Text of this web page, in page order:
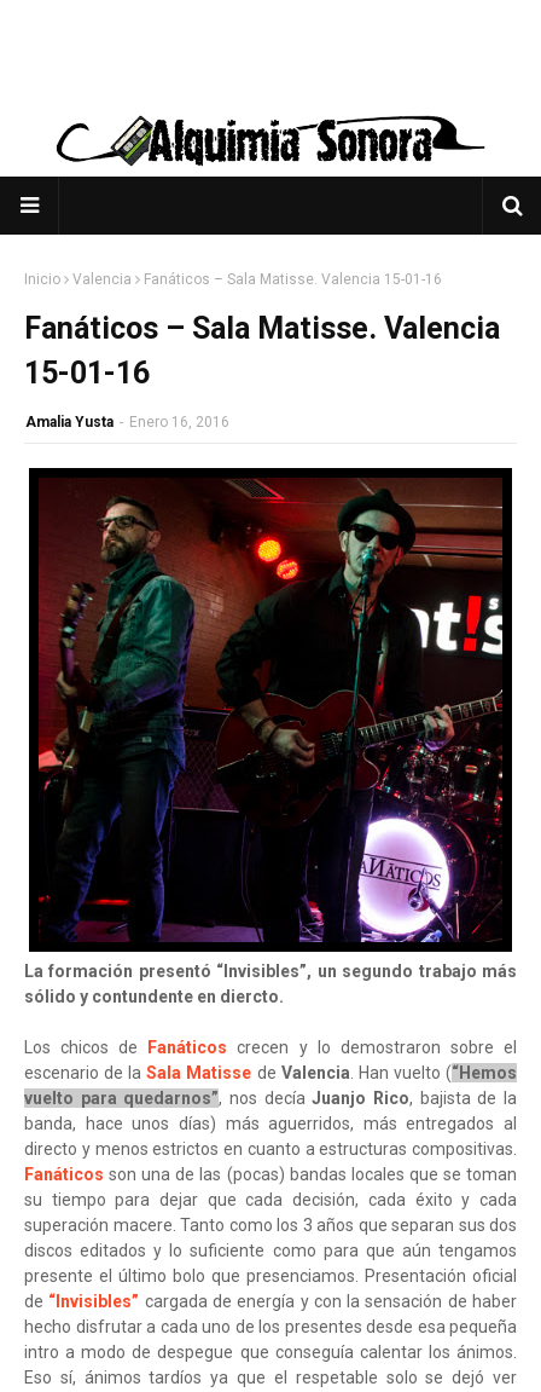
Inicio Valencia Fanáticos – Sala Matisse. Valencia 15-01-16
Fanáticos – Sala Matisse. Valencia
15-01-16
Amalia Yusta - Enero 16, 2016
La formación presentó “Invisibles”, un segundo trabajo más
sólido y contundente en diercto.
Los chicos de Fanáticos crecen y lo demostraron sobre el
escenario de laSala Matisse de Valencia. Han vuelto (“Hemos
vuelto para quedarnos”, nos decíaJuanjo Rico, bajista de la
banda, hace unos días) más aguerridos, más entregados al
directo y menos estrictos en cuanto a estructuras compositivas.
Fanáticos son una de las (pocas) bandas locales que se toman
su tiempo para dejar que cada decisión, cada éxito y cada
superación macere. Tanto como los 3 años que separan sus dos
discos editados y lo suficiente como para que aún tengamos
presente el último bolo que presenciamos. Presentación oficial
de “Invisibles” cargada de energía y con la sensación de haber
hecho disfrutar a cada uno de los presentes desde esa pequeña
intro a modo de despegue que conseguía calentar los ánimos.
Eso sí, ánimos tardíos ya que el respetable solo se dejó ver